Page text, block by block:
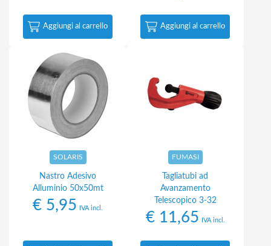
Aggiungi al carrello Aggiungi al carrello
SOLARIS
Nastro Adesivo
Alluminio 50x50mt
€ 5,95 IVA incl.
FUMASI
Tagliatubi ad
Avanzamento
Telescopico 3-32
€11,65 IVA incl.